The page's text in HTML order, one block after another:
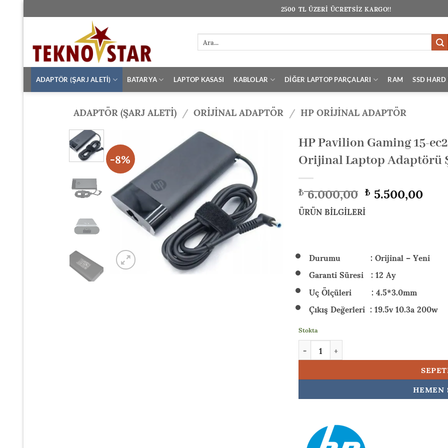
İçeriğe
atla 2500 TL ÜZERİ ÜCRETSİZ KARGO!!
Ara:
ADAPTÖR (ŞARJ ALETİ) BATARYA LAPTOP KASASI KABLOLAR DİĞER LAPTOP PARÇALARI RAM SSD HARD
ADAPTÖR (ŞARJ ALETİ) / ORIJINAL ADAPTÖR / HP ORIJINAL ADAPTÖR
-8%
HP Pavilion Gaming 15-
Orijinal Laptop Adaptörü
₺6.000,00 Orijinal
fiyat:
₺ 6.000,00.
₺5.500,00Şuandaki
ÜRÜN BİLGİLERİ
Durumu : Orijinal – Yeni
Garanti Süresi : 12 Ay
Uç Ölçüleri : 4.5*3.0mm
Çıkış Değerleri : 19.5v 10.3a 200w
Stokta
HP Pavilion Gaming 15-ec2044nt